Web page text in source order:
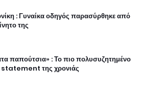
: Γυναίκα οδηγός παρασύρθηκε από
της
παπούτσια» : Το πιο πολυσυζητημένο
της χρονιάς